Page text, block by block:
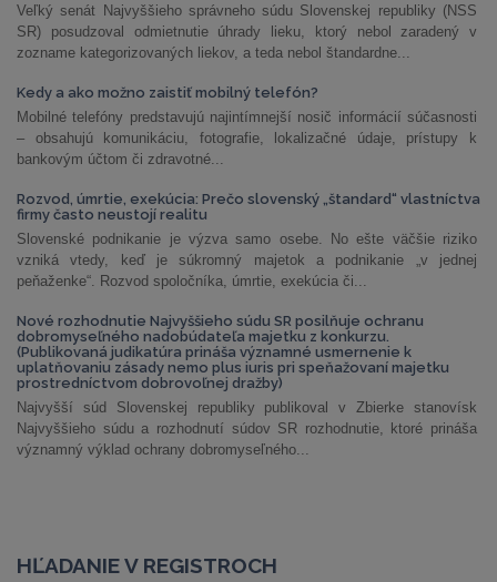
Veľký senát Najvyššieho správneho súdu Slovenskej republiky (NSS
SR) posudzoval odmietnutie úhrady lieku, ktorý nebol zaradený v
zozname kategorizovaných liekov, a teda nebol štandardne...
Kedy a ako možno zaistiť mobilný telefón?
Mobilné telefóny predstavujú najintímnejší nosič informácií súčasnosti
– obsahujú komunikáciu, fotografie, lokalizačné údaje, prístupy k
bankovým účtom či zdravotné...
Rozvod, úmrtie, exekúcia: Prečo slovenský „štandard“ vlastníctva
firmy často neustojí realitu
Slovenské podnikanie je výzva samo osebe. No ešte väčšie riziko
vzniká vtedy, keď je súkromný majetok a podnikanie „v jednej
peňaženke“. Rozvod spoločníka, úmrtie, exekúcia či...
Nové rozhodnutie Najvyššieho súdu SR posilňuje ochranu
dobromyseľného nadobúdateľa majetku z konkurzu.
(Publikovaná judikatúra prináša významné usmernenie k
uplatňovaniu zásady nemo plus iuris pri speňažovaní majetku
prostredníctvom dobrovoľnej dražby)
Najvyšší súd Slovenskej republiky publikoval v Zbierke stanovísk
Najvyššieho súdu a rozhodnutí súdov SR rozhodnutie, ktoré prináša
významný výklad ochrany dobromyseľného...
HĽADANIE V REGISTROCH